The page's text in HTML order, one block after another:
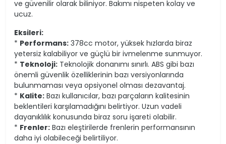
ve güvenilir olarak biliniyor. Bakımı nispeten kolay ve
ucuz.
Eksileri:
* Performans: 378cc motor, yüksek hızlarda biraz
yetersiz kalabiliyor ve güçlü bir ivmelenme sunmuyor.
* Teknoloji: Teknolojik donanımı sınırlı. ABS gibi bazı
önemli güvenlik özelliklerinin bazı versiyonlarında
bulunmaması veya opsiyonel olması dezavantaj.
* Kalite: Bazı kullanıcılar, bazı parçaların kalitesinin
beklentileri karşılamadığını belirtiyor. Uzun vadeli
dayanıklılık konusunda biraz soru işareti olabilir.
* Frenler: Bazı eleştirilerde frenlerin performansının
daha iyi olabileceği belirtiliyor.